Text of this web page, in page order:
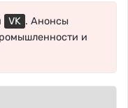
VK . Анонсы
и